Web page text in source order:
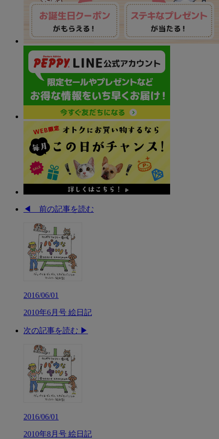
◀︎ 前の記事を読む
2016/06/01
2010年6月号 絵日記
次の記事を読む ▶︎
2016/06/01
2010年8月号 絵日記